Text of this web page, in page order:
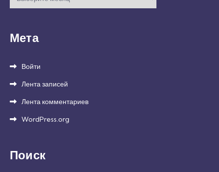
Мета
Войти
Лента записей
Лента комментариев
WordPress.org
Поиск